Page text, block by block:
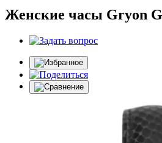
Женские часы Gryon G